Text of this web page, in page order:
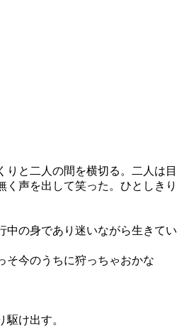
と二人の間を横切る。二人は目
声を出して笑った。ひとしきり
の身であり迷いながら生きてい
そ今のうちに狩っちゃおかな
け出す。